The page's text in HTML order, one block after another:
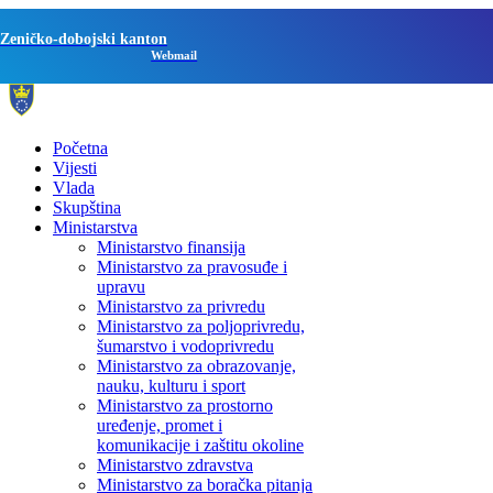
Zeničko-dobojski kanton
Webmail
Početna
Vijesti
Vlada
Skupština
Ministarstva
Ministarstvo finansija
Ministarstvo za pravosuđe i
upravu
Ministarstvo za privredu
Ministarstvo za poljoprivredu,
šumarstvo i vodoprivredu
Ministarstvo za obrazovanje,
nauku, kulturu i sport
Ministarstvo za prostorno
uređenje, promet i
komunikacije i zaštitu okoline
Ministarstvo zdravstva
Ministarstvo za boračka pitanja